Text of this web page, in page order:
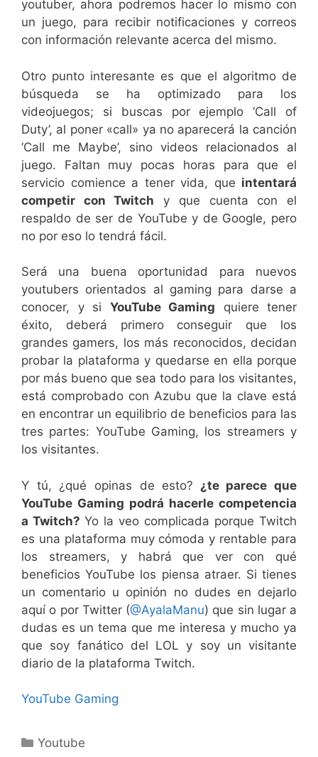
youtuber, ahora podremos hacer lo mismo con
un juego, para recibir notificaciones y correos
con información relevante acerca del mismo.
Otro punto interesante es que el algoritmo de
búsqueda se ha optimizado para los
videojuegos; si buscas por ejemplo ‘Call of
Duty’, al poner «call» ya no aparecerá la canción
‘Call me Maybe’, sino videos relacionados al
juego. Faltan muy pocas horas para que el
servicio comience a tener vida, que intentará
competir con Twitch y que cuenta con el
respaldo de ser de YouTube y de Google, pero
no por eso lo tendrá fácil.
Será una buena oportunidad para nuevos
youtubers orientados al gaming para darse a
conocer, y si YouTube Gaming quiere tener
éxito, deberá primero conseguir que los
grandes gamers, los más reconocidos, decidan
probar la plataforma y quedarse en ella porque
por más bueno que sea todo para los visitantes,
está comprobado con Azubu que la clave está
en encontrar un equilibrio de beneficios para las
tres partes: YouTube Gaming, los streamers y
los visitantes.
Y tú, ¿qué opinas de esto? ¿te parece que
YouTube Gaming podrá hacerle competencia
a Twitch? Yo la veo complicada porque Twitch
es una plataforma muy cómoda y rentable para
los streamers, y habrá que ver con qué
beneficios YouTube los piensa atraer. Si tienes
un comentario u opinión no dudes en dejarlo
aquí o por Twitter (@AyalaManu) que sin lugar a
dudas es un tema que me interesa y mucho ya
que soy fanático del LOL y soy un visitante
diario de la plataforma Twitch.
YouTube Gaming
Categorías
Youtube